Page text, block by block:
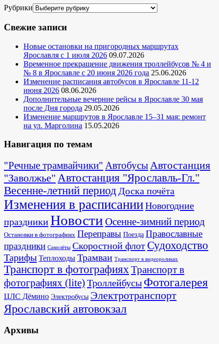
Рубрики
Свежие записи
Новые остановки на пригородных маршрутах
Ярославля с 1 июля 2026 09.07.2026
Временное прекращение движения троллейбусов № 4 и
№ 8 в Ярославле с 20 июня 2026 года 25.06.2026
Изменение расписания автобусов в Ярославле 11-12
июня 2026 08.06.2026
Дополнительные вечерние рейсы в Ярославле 30 мая
после Дня города 29.05.2026
Изменение маршрутов в Ярославле 15–31 мая: ремонт
на ул. Марголина 15.05.2026
Навигация по темам
"Речные трамвайчики" АвтобусыАвтостанция
"Заволжье" Автостанция "Ярославль-Гл."
Весенне-летний период Доска почёта
Изменения в расписанииНовогодние
праздникиНовости Осенне-зимний период
Остановки в фотографиях Переправы Поезда Православные
праздники Самолёты Скоростной флот Судоходство
Тарифы Теплоходы Трамваи Транспорт в видеороликах
Транспорт в фотографияхТранспорт в
фотографиях (lite) Троллейбусы Фотогалерея
ЦЛС Дёмино Электробусы Электротранспорт
Ярославский автовокзал
Архивы